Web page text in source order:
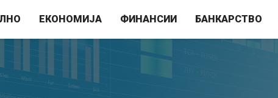
ЕКОНОМИЈА ФИНАНСИИ БАНКАРСТВО